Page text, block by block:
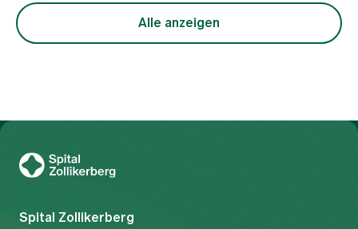
Alle anzeigen
Spital Zollikerberg